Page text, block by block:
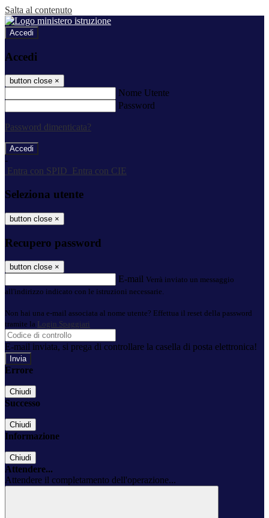
Salta al contenuto
Accedi
Accedi
button close ×
Nome Utente
Password
Password dimenticata?
-
Entra con SPID
Entra con CIE
Seleziona utente
button close ×
Recupero password
button close ×
E-mail Verrà inviato un messaggio
all'indirizzo indicato con le istruzioni necessarie.
Non hai una e-mail associata al nome utente? Effettua il reset della password
tramite la Login Spaggiari
E-mail inviata, si prega di controllare la casella di posta elettronica!
Errore
Chiudi
Successo
Chiudi
Informazione
Chiudi
Attendere...
Attendere il completamento dell'operazione...